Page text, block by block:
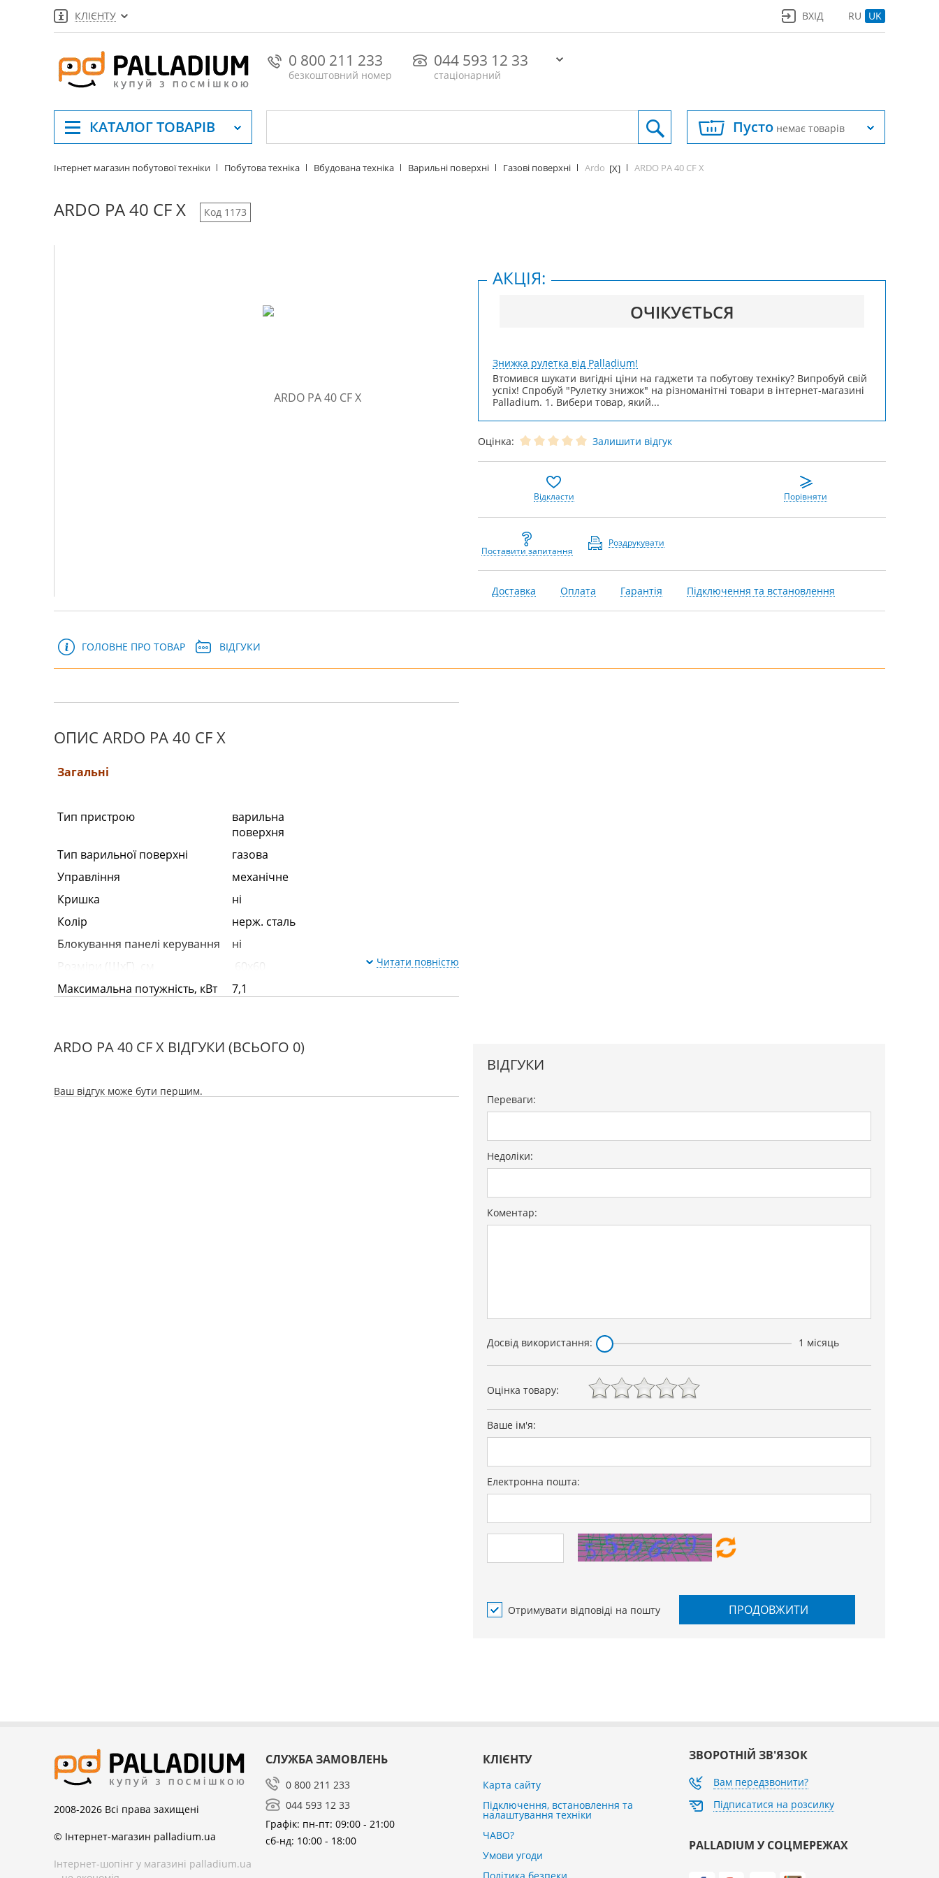
КЛІЄНТУ RU UK
ВХІД
0 800 211 233
безкоштовний номер
044 593 12 33
стаціонарний
КАТАЛОГТОВАРІВ Пусто немає товарів
Інтернет магазин побутової техніки Побутова техніка Вбудована техніка Варильні поверхні Газові поверхні Ardo [X] ARDO PA 40 CF X
ARDO PA 40 CF X Код 1173
ОЧІКУЄТЬСЯ
АКЦІЯ:
Знижка рулетка від Palladium!
Втомився шукати вигідні ціни на гаджети та побутову техніку? Випробуй свій
успіх! Спробуй "Рулетку знижок" на різноманітні товари в інтернет-магазині
Palladium. 1. Вибери товар, який...
Оцінка: Залишити відгук
Відкласти Порівняти
Поставити запитання
Роздрукувати
Доставка Оплата Гарантія Підключення та встановлення
ГОЛОВНЕ ПРО ТОВАР ВІДГУКИ
ОПИС ARDO PA 40 CF X
Загальні
Тип пристрою
варильна
поверхня
Тип варильної поверхні
газова
Управління
механічне
Кришка
ні
Колір
нерж. сталь
Блокування панелі керування
ні
Розміри (ШхГ), см
60х60
Максимальна потужність, кВт
7,1
Варильна поверхня
Залежна
ні
Читати повністю
ARDO PA 40 CF X ВІДГУКИ (ВСЬОГО 0)
Ваш відгук може бути першим.
ВІДГУКИ
Переваги:
Недоліки:
Коментар:
Досвід використання: 1 місяць
Оцінка товару:
Ваше ім'я:
Електронна пошта:
Отримувати відповіді на пошту ПРОДОВЖИТИ
2008-2026 Всі права захищені
© Інтернет-магазин palladium.ua
Інтернет-шопінг у магазині palladium.ua
СЛУЖБА ЗАМОВЛЕНЬ
0 800 211 233
044 593 12 33
Графік: пн-пт: 09:00 - 21:00
сб-нд: 10:00 - 18:00
КЛІЄНТУ
Карта сайту
Підключення, встановлення та
налаштування техніки
ЧАВО?
Умови угоди
ЗВОРОТНІЙ ЗВ'ЯЗОК
Вам передзвонити?
Підписатися на розсилку
PALLADIUM У СОЦМЕРЕЖАХ